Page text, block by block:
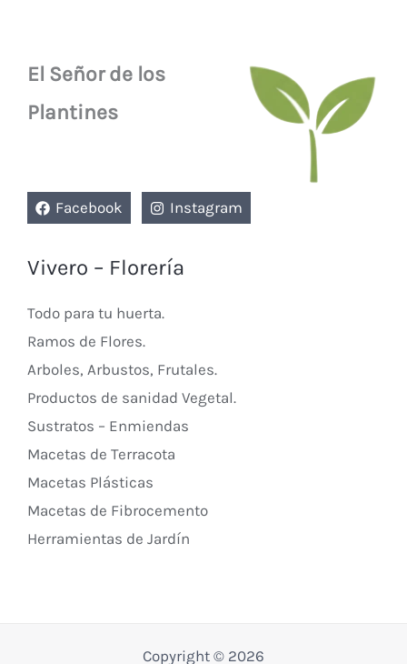
El Señor de los
Plantines
Facebook Instagram
Vivero – Florería
Todo para tu huerta.
Ramos de Flores.
Arboles, Arbustos, Frutales.
Productos de sanidad Vegetal.
Sustratos – Enmiendas
Macetas de Terracota
Macetas Plásticas
Macetas de Fibrocemento
Herramientas de Jardín
Copyright © 2026